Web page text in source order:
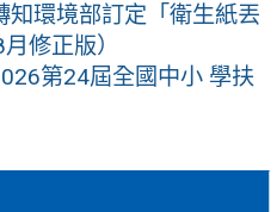
知環境部訂定「衛生紙丟
修正版）
第24屆全國中小 學扶